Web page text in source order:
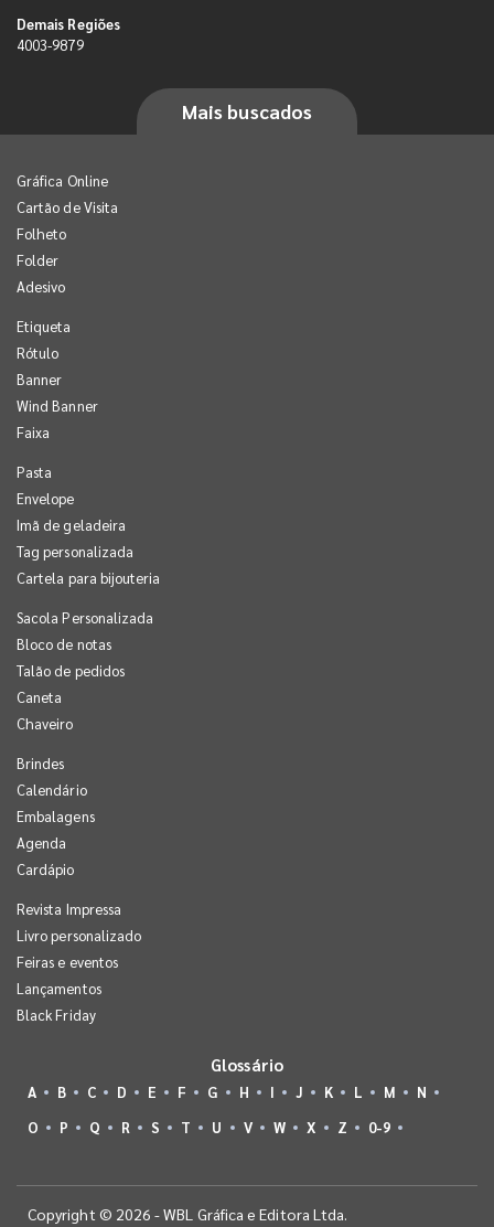
Demais Regiões
4003-9879
Mais buscados
Gráfica Online
Cartão de Visita
Folheto
Folder
Adesivo
Etiqueta
Rótulo
Banner
Wind Banner
Faixa
Pasta
Envelope
Imã de geladeira
Tag personalizada
Cartela para bijouteria
Sacola Personalizada
Bloco de notas
Talão de pedidos
Caneta
Chaveiro
Brindes
Calendário
Embalagens
Agenda
Cardápio
Revista Impressa
Livro personalizado
Feiras e eventos
Lançamentos
Black Friday
Glossário
A B C D E F G H I J K L M
N
O
P Q R S T U V W X Z 0-9
Copyright © 2026 - WBL Gráfica e Editora Ltda.